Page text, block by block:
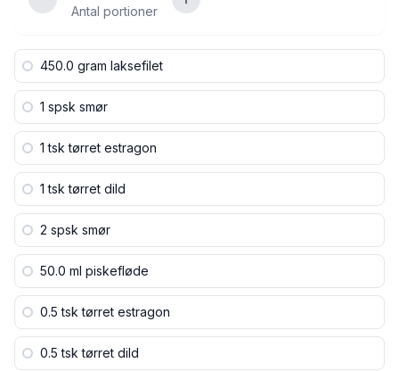
Antal portioner
450.0 gram laksefilet
1 spsk smør
1 tsk tørret estragon
1 tsk tørret dild
2 spsk smør
50.0 ml piskefløde
0.5 tsk tørret estragon
0.5 tsk tørret dild